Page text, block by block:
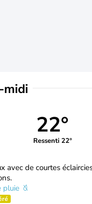
midi
22°
Ressenti 22°
avec de courtes
pluie